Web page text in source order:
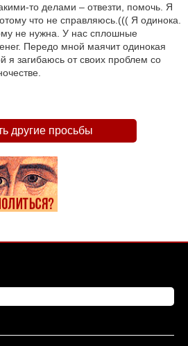
то делами – отвезти, помочь. Я
что не справляюсь.((( Я одинока.
не нужна. У нас сплошные
Передо мной маячит одинокая
я загибаюсь от своих проблем со
другие просьбы